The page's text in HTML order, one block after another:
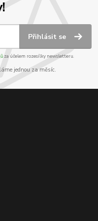
Přihlásit se
za účelem rozesílky newsletteru.
jednou za měsíc.